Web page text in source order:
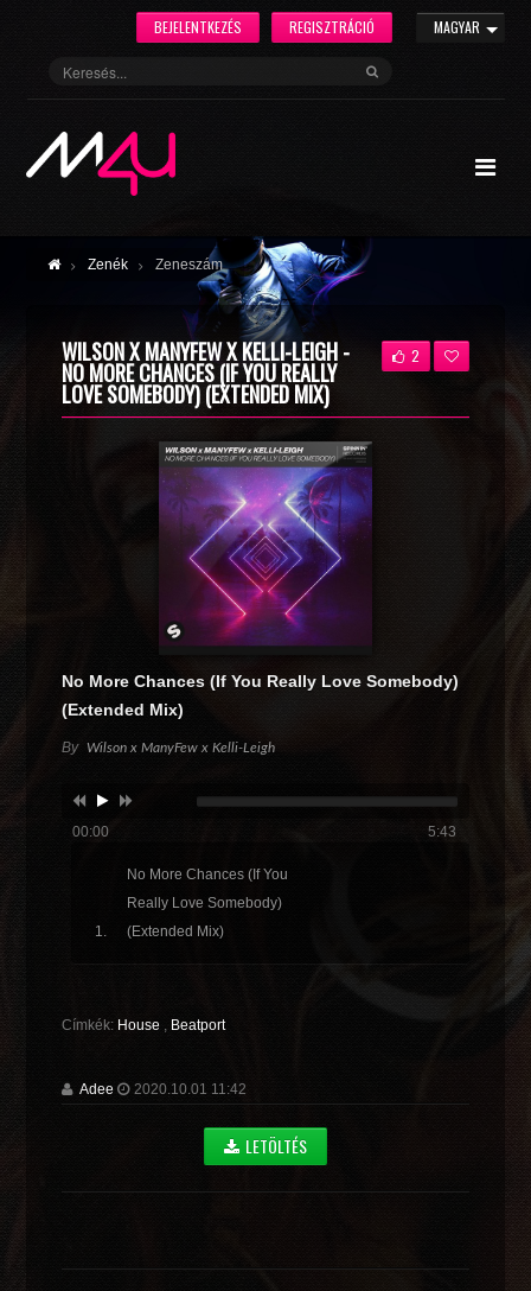
MAGYAR
REGISZTRÁCIÓ
BEJELENTKEZÉS
Zenék Zeneszám
WILSON X MANYFEW X KELLI-LEIGH -
NO MORE CHANCES (IF YOU REALLY
LOVE SOMEBODY) (EXTENDED MIX)
2
No More Chances (If You Really Love Somebody)
(Extended Mix)
By Wilson x ManyFew x Kelli-Leigh
00:00 5:43
No More Chances (If You
Really Love Somebody)
(Extended Mix)
Címkék: House , Beatport
Adee 2020.10.01 11:42
LETÖLTÉS